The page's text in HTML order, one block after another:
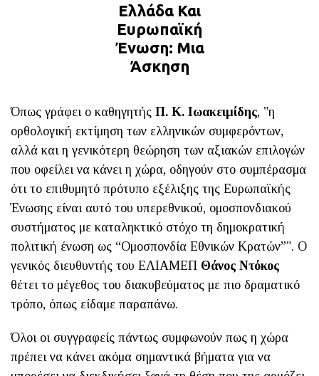
Ελλάδα Και
Ευρωπαϊκή
Ένωση: Μια
Άσκηση
Όπως γράφει ο καθηγητής Π. Κ. Ιωακειμίδης, "η
ορθολογική εκτίμηση των ελληνικών συμφερόντων,
αλλά και η γενικότερη θεώρηση των αξιακών επιλογών
που οφείλει να κάνει η χώρα, οδηγούν στο συμπέρασμα
ότι το επιθυμητό πρότυπο εξέλιξης της Ευρωπαϊκής
Ένωσης είναι αυτό του υπερεθνικού, ομοσπονδιακού
συστήματος με καταληκτικό στόχο τη δημοκρατική
πολιτική ένωση ως “Ομοσπονδία Εθνικών Κρατών”". Ο
γενικός διευθυντής του ΕΛΙΑΜΕΠ Θάνος Ντόκος
θέτει το μέγεθος του διακυβεύματος με πιο δραματικό
τρόπο, όπως είδαμε παραπάνω.
Όλοι οι συγγραφείς πάντως συμφωνούν πως η χώρα
πρέπει να κάνει ακόμα σημαντικά βήματα για να